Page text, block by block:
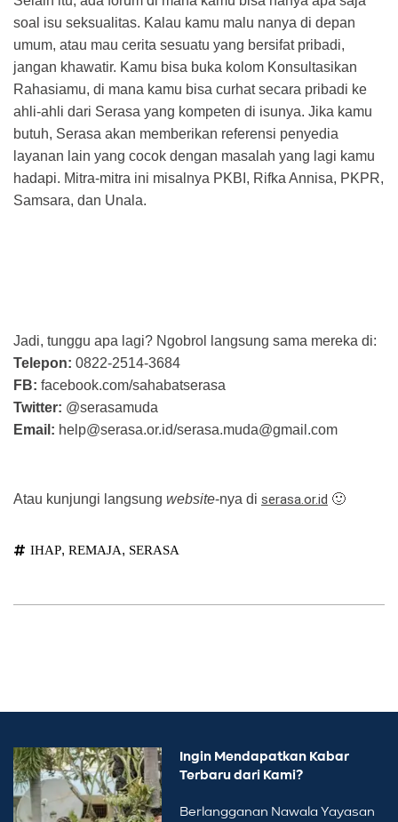
soal isu seksualitas. Kalau kamu malu nanya di depan
umum, atau mau cerita sesuatu yang bersifat pribadi,
jangan khawatir. Kamu bisa buka kolom Konsultasikan
Rahasiamu, di mana kamu bisa curhat secara pribadi ke
ahli-ahli dari Serasa yang kompeten di isunya. Jika kamu
butuh, Serasa akan memberikan referensi penyedia
layanan lain yang cocok dengan masalah yang lagi kamu
hadapi. Mitra-mitra ini misalnya PKBI, Rifka Annisa, PKPR,
Samsara, dan Unala.
Jadi, tunggu apa lagi? Ngobrol langsung sama mereka di:
Telepon: 0822-2514-3684
FB: facebook.com/sahabatserasa
Twitter: @serasamuda
Email: help@serasa.or.id/serasa.muda@gmail.com
Atau kunjungi langsung website-nya di serasa.or.id 🙂
IHAP, REMAJA, SERASA
Ingin Mendapatkan Kabar
Terbaru dari Kami?
Berlangganan Nawala Yayasan